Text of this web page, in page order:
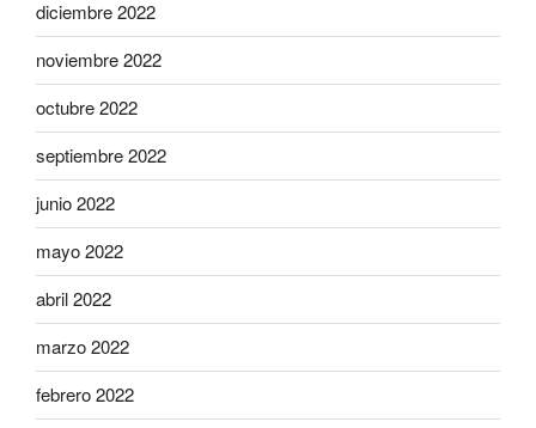
diciembre 2022
noviembre 2022
octubre 2022
septiembre 2022
junio 2022
mayo 2022
abril 2022
marzo 2022
febrero 2022